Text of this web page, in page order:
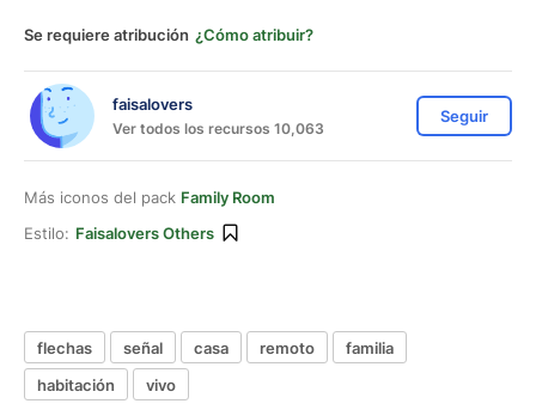
Se requiere atribución ¿Cómo atribuir?
faisalovers
Ver todos los recursos 10,063
Seguir
Más iconos del pack Family Room
Estilo: Faisalovers Others
flechas señal casa remoto
familia
habitación
vivo